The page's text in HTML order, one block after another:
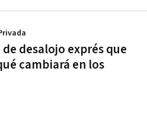
desalojo exprés que
cambiará en los